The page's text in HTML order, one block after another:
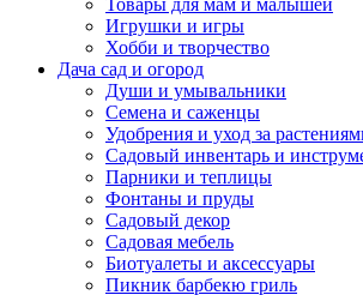
Игрушки и игры
Хобби и творчество
Дача сад и огород
Души и умывальники
Семена и саженцы
Удобрения и уход за
Садовый инвентарь и
Парники и теплицы
Фонтаны и пруды
Садовый декор
Садовая мебель
Биотуалеты и аксессуары
Пикник барбекю гриль